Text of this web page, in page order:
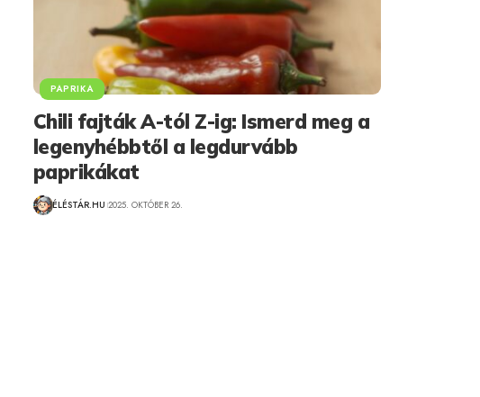
PAPRIKA
Chili fajták A-tól Z-ig: Ismerd meg a
legenyhébbtől a legdurvább
paprikákat
ÉLÉSTÁR.HU 2025. OKTÓBER 26.